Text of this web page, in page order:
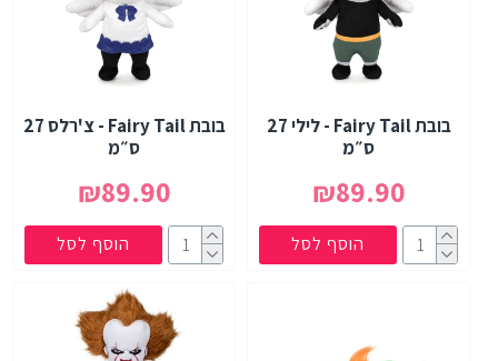
בובת Fairy Tail - לילי 27
ס״מ
₪89.90
הוסף לסל
בובת Fairy Tail - צ'רלס 27
ס״מ
₪89.90
הוסף לסל